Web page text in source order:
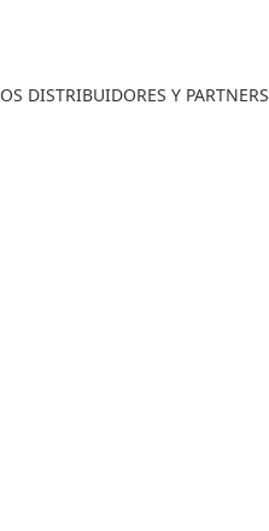
DISTRIBUIDORES Y PARTNERS